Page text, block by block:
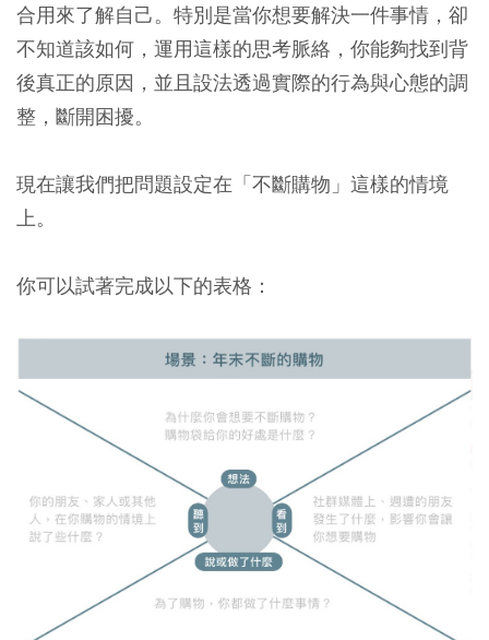
合用來了解自己。特別是當你想要解決一件事情，卻
不知道該如何，運用這樣的思考脈絡，你能夠找到背
後真正的原因，並且設法透過實際的行為與心態的調
整，斷開困擾。
現在讓我們把問題設定在「不斷購物」這樣的情境
上。
你可以試著完成以下的表格：